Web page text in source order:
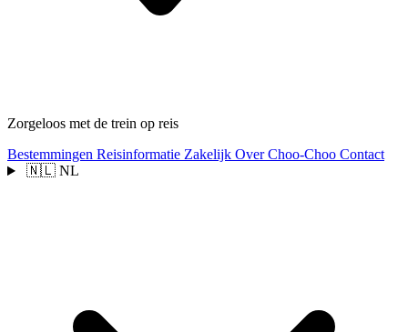
Zorgeloos met de trein op reis
Bestemmingen Reisinformatie Zakelijk Over Choo-Choo Contact
🇳🇱 NL